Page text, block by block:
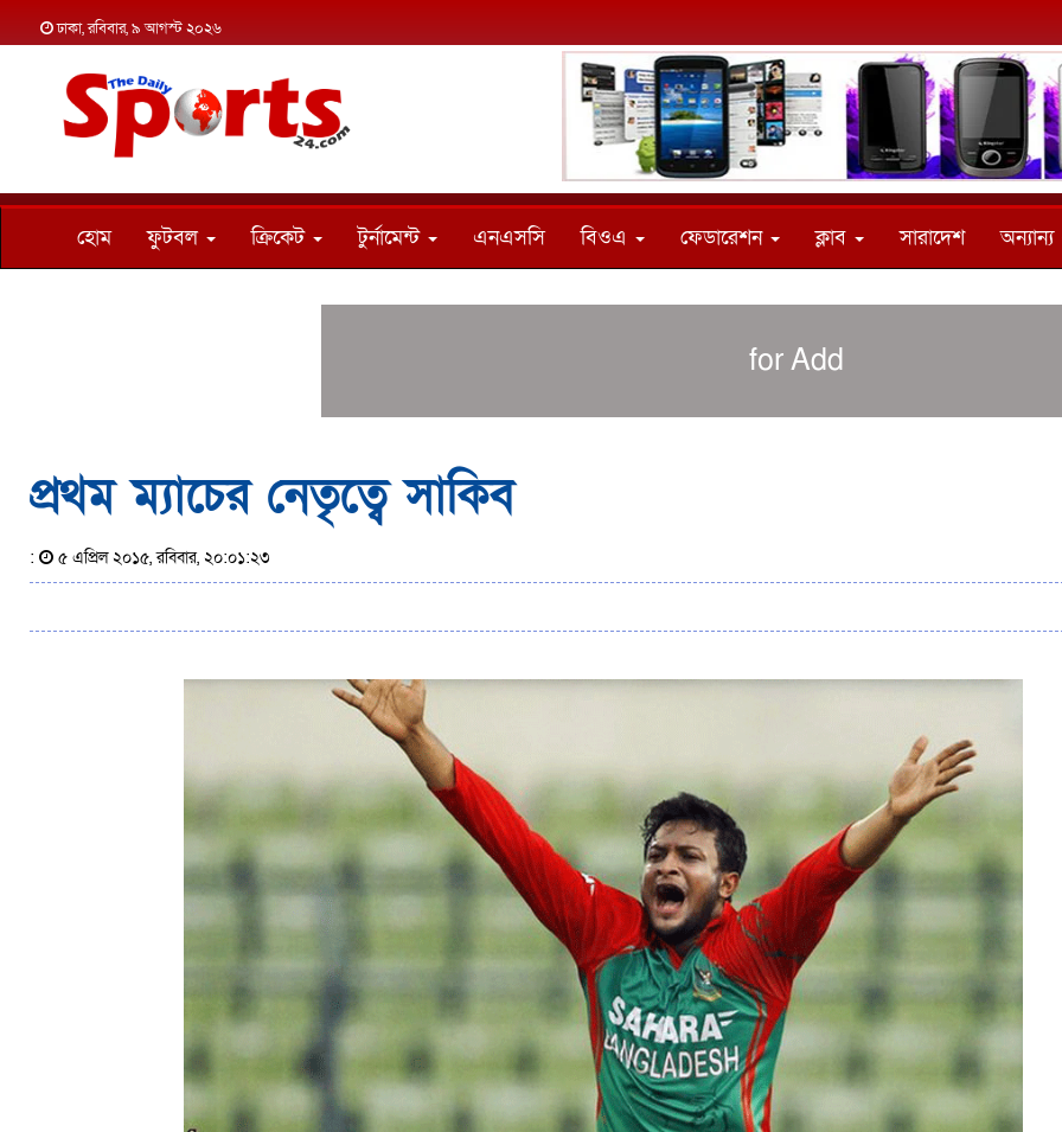
ঢাকা, রবিবার, ৯ আগস্ট ২০২৬
হোম ফুটবল ক্রিকেট টুর্নামেন্ট এনএসসি বিওএ ফেডারেশন ক্লাব সারাদেশ অন্যান্য
for Add
প্রথম ম্যাচের নেতৃত্বে সাকিব
: ৫ এপ্রিল ২০১৫, রবিবার, ২০:০১:২৩